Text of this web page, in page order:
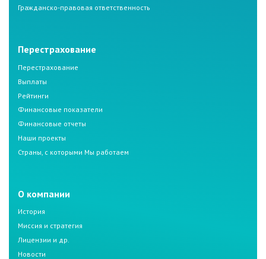
Гражданско-правовая ответственность
Перестрахование
Перестрахование
Выплаты
Рейтинги
Финансовые показатели
Финансовые отчеты
Наши проекты
Страны, с которыми Мы работаем
О компании
История
Миссия и стратегия
Лицензии и др.
Новости